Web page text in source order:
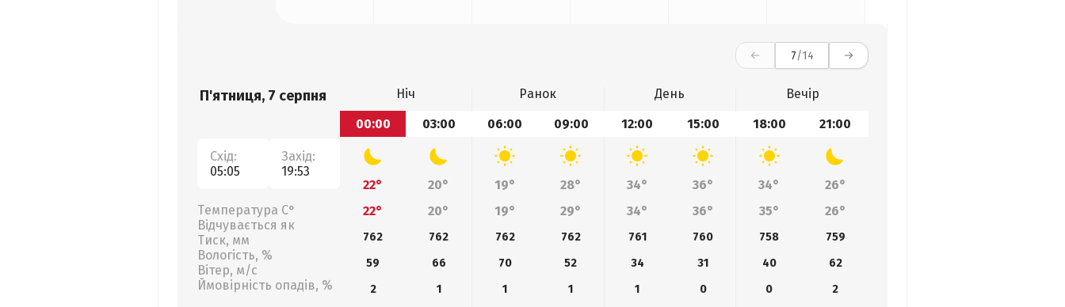
7/14
П'ятниця, 7 серпня
Схід:
05:05
Захід:
19:53
Температура С°
Відчувається як
Тиск, мм
Вологість, %
Вітер, м/с
Ймовірність опадів, %
Ніч Ранок День
Вечір
00:00
03:00 06:00 09:00 12:00 15:00 18:00 21:00
22° 20° 19° 28° 34° 36° 34°
26°
22°
20° 19° 29° 34° 36° 35° 26°
762 762 762 762 761 760 758
759
59
66 70 52 34 31 40
62
2
1 1 1 1 0 0
2